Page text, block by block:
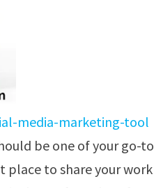
media-marketing-tool
be one of your go-to
place to share your work